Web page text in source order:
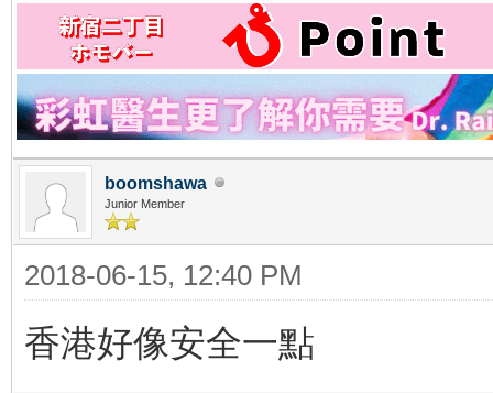
boomshawa
Junior Member
2018-06-15, 12:40 PM
香港好像安全一點